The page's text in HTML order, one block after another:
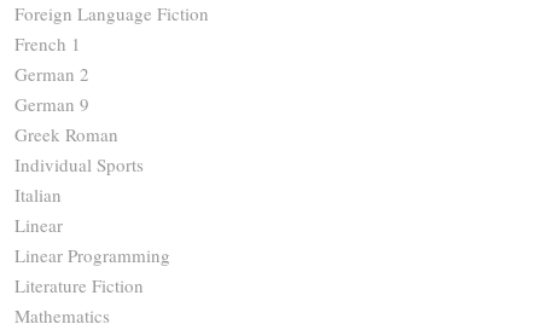
Foreign Language Fiction
French 1
German 2
German 9
Greek Roman
Individual Sports
Italian
Linear
Linear Programming
Literature Fiction
Mathematics